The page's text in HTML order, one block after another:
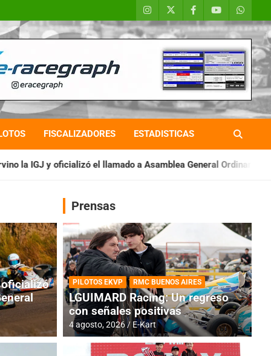
FISCALIZADORES ESTADISTICAS
a Asamblea General Ordinaria IAME SERIES
oficializó
Prensas
PILOTOS EKVP RMC BUENOS AIRES
LGUIMARD Racing: Un regreso
con señales positivas
4 agosto, 2026 E-Kart